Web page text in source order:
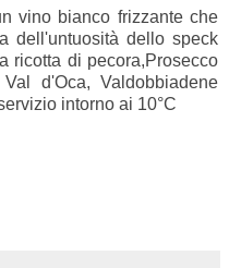
vino bianco frizzante che
dell'untuosità dello speck
ricotta di pecora,Prosecco
d'Oca, Valdobbiadene
intorno ai 10°C